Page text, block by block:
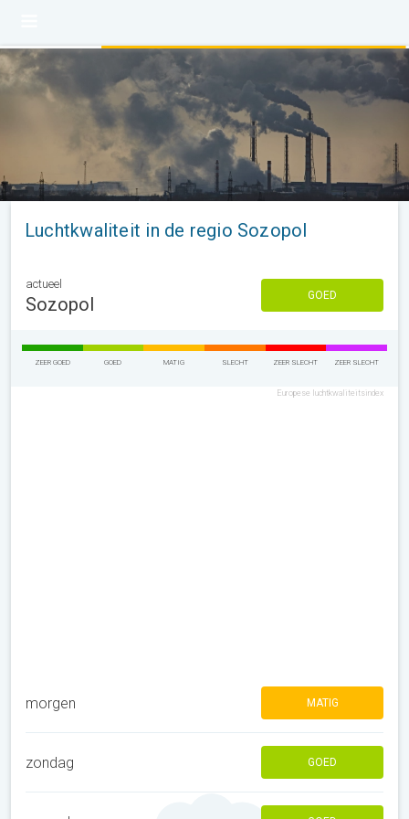
Luchtkwaliteit in de regio Sozopol
actueel
Sozopol GOED
ZEER GOED GOED MATIG SLECHT ZEER SLECHT ZEER SLECHT
Europese luchtkwaliteitsindex
morgen MATIG
zondag GOED